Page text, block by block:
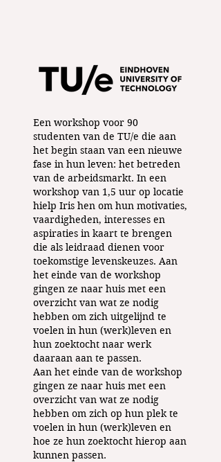
Een workshop voor 90
studenten van de TU/e die aan
het begin staan van een nieuwe
fase in hun leven: het betreden
van de arbeidsmarkt. In een
workshop van 1,5 uur op locatie
hielp Iris hen om hun motivaties,
vaardigheden, interesses en
aspiraties in kaart te brengen
die als leidraad dienen voor
toekomstige levenskeuzes. Aan
het einde van de workshop
gingen ze naar huis met een
overzicht van wat ze nodig
hebben om zich uitgelijnd te
voelen in hun (werk)leven en
hun zoektocht naar werk
daaraan aan te passen.
Aan het einde van de workshop
gingen ze naar huis met een
overzicht van wat ze nodig
hebben om zich op hun plek te
voelen in hun (werk)leven en
hoe ze hun zoektocht hierop aan
kunnen passen.